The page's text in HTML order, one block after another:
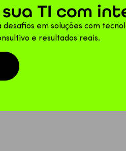
TI com
desafios em soluções com
e resultados reais.